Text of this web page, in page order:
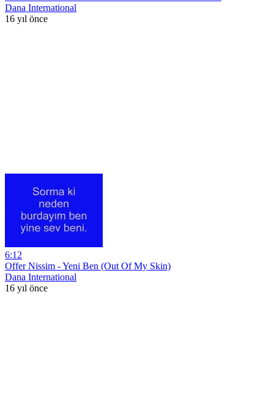
Dana International
16 yıl önce
6:12
Offer Nissim - Yeni Ben (Out Of My Skin)
Dana International
16 yıl önce